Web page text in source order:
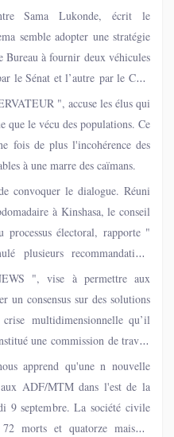
Sama Lukonde, écrit le
semble adopter une stratégie
à fournir deux véhicules
le Sénat et l’autre par le Chef
", accuse les élus qui
que le vécu des populations. Ce
fois de plus l'incohérence des
à une marre des caïmans.
convoquer le dialogue. Réuni
à Kinshasa, le conseil
électoral, rapporte "
plusieurs recommandations
la guerre à I'Est de la RDC
Jacky Ndala.
", vise à permettre aux
un consensus sur des solutions
multidimensionnelle qu’il
une commission de travail
et les thématiques à
apprend qu'une n nouvelle
ADF/MTM dans l'est de la
9 septembre. La société civile
morts et quatorze maisons